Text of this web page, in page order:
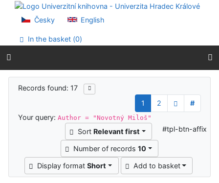
Go to content
Go to menu
Accessibility declaration
Česky English
In the basket (0)
Search results
Records found: 17
1
2
#
Your query:Author = "Novotný Miloš"
Sort Relevant first
Number of records 10
Display formatShort Add to basket
#tpl-btn-affix